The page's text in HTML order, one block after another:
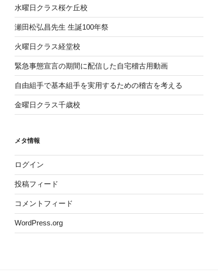
水曜日クラス桜ケ丘校
瀬田松弘昌先生 生誕100年祭
火曜日クラス経堂校
緊急事態宣言の期間に配信した自宅稽古用動画
自由組手で基本組手を実用するための稽古を考える
金曜日クラス千歳校
メタ情報
ログイン
投稿フィード
コメントフィード
WordPress.org